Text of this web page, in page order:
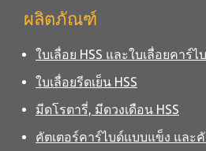
ผลิตภัณฑ์
ใบเลื่อย HSS และใบเลื่อยคาร์ไ
ใบเลื่อยรีดเย็น HSS
มีดโรตารี่, มีดวงเดือน HSS
คัตเตอร์คาร์ไบด์แบบแข็ง และคั